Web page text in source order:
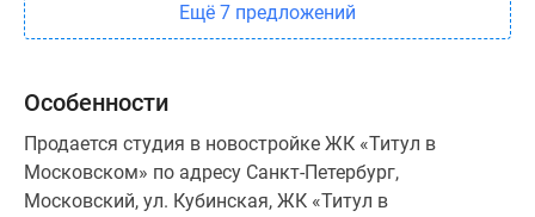
Ещё 7 предложений
Особенности
Продается студия в новостройке ЖК «Титул в
Московском» по адресу Санкт-Петербург,
Московский, ул. Кубинская, ЖК «Титул в